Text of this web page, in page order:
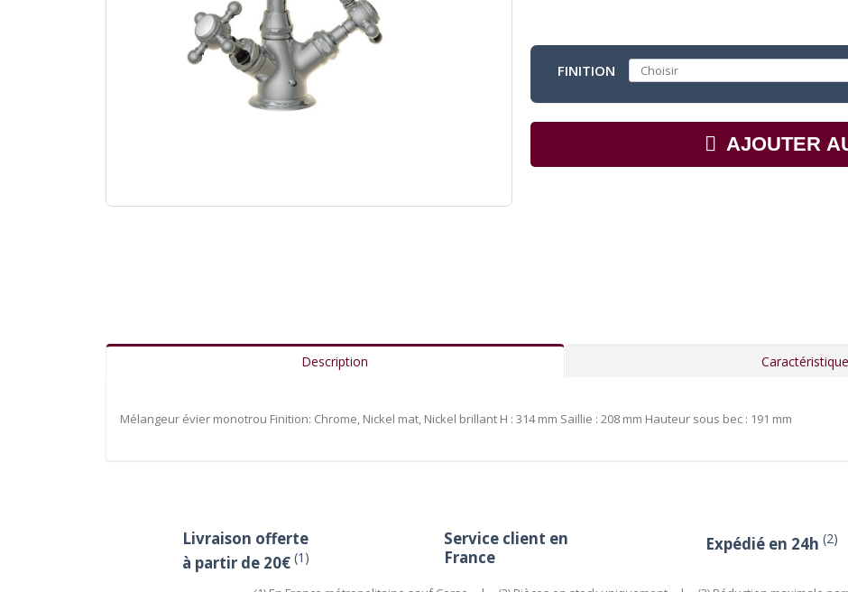
FINITION
AJOUTER
Description
Mélangeur évier monotrou Finition: Chrome, Nickel mat, Nickel brillant H : 314 mm Saillie : 208 mm Hauteur sous bec : 191 mm
Livraison offerte
à partir de 20€ (1)
Service client en
France
Expédié en 24h (2)